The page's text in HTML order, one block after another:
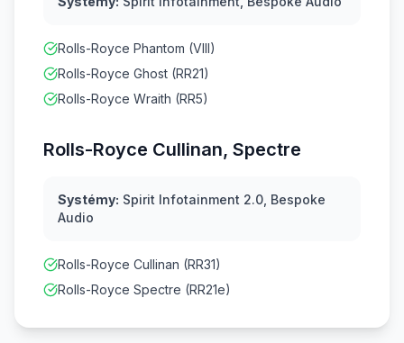
Rolls-Royce Phantom (VIII)
Rolls-Royce Ghost (RR21)
Rolls-Royce Wraith (RR5)
Rolls-Royce Cullinan, Spectre
Systémy: Spirit Infotainment 2.0, Bespoke
Audio
Rolls-Royce Cullinan (RR31)
Rolls-Royce Spectre (RR21e)